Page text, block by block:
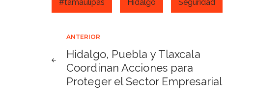
#tamaulipas Hidalgo Seguridad
Navegación
de
ANTERIOR
Hidalgo, Puebla y Tlaxcala
Coordinan Acciones para
Proteger el Sector Empresarial